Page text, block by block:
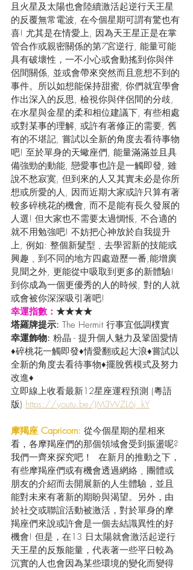
且火星及太陽也會陸續激活起逆行天王星
的反覆無常電波, 在今個星期可謂有驚也有
喜! 尤其是在情愛上, 因為天王星正是在掌
管合作或親密關係的第7宮逆行, 能量可能
具有破壞性，一不小心或會動搖到你與伴
侶間關係, 並或會帶來突然而且意想不到的
事件。所以如想能保持甜蜜, 你們就宜學會
作出深入的反思, 檢視你與伴侶間的分歧,
在水星與金星的柔和相位建議下, 有些相處
或對某事的理解, 或許有著修正的需要, 舊
有的不堪記, 嘗試以全新的角度去看待事物
吧! 至於單身的天蠍座們, 能量滿滿並且具
備強勁的動能, 戀愛事也許是一觸即發, 雖
說不愁寂寞, 但到來的人又其實未必是你所
想或所愛的人, 因而近期大家或許只算有著
較多碎桃花的機會, 而不是能有長久發展的
人選! 但大家也不需要太過惆悵, 不合適的
就不用勉強吧! 不妨把心神放於自我提升
上, 例如: 整個新髮型﹑去學習新的技能或
興趣﹑到不同的地方四處遊歷一番,能增廣
見聞之外, 更能從中吸取到更多的新體驗!
到你成為一個更優秀的人的時候, 對的人就
或會被你深深吸引著吧!
幸運指數： ★★★★
塔羅牌提示: The Hermit 行事宜低調樸實
幸運飾物: 粉晶 - 提升個人魅力及鞏固愛情
♦碎桃花一觸即發♦情愛翻或起大浪♦嘗試以
全新的角度去看待事物♦擺脫舊模式及努力
改進♦
立即線上收看最新12星座運程預測 (粵語
版) https://youtu.be/JM3WZL6j_kY
摩羯座 Capricorn: 從今個星期的星相來
看，各摩羯座們的那個領域會受到振盪呢?
我們一齊來探究吧！  在新月的推動之下，
有些摩羯座們或有機會透過網絡﹑團體或
朋友的介紹而去開展新的人生體驗，並且
能對未來有著新的期盼與渴望。另外，由
於社交或聯誼活動被激活，對於單身的摩
羯座們來說或許會是一個去結識異性的好
機會! 但是，在13 日太陽就會激活起逆行
天王星的反叛能量，代表著一些平日較為
沉實的人也會因為某些環境的變化而變得